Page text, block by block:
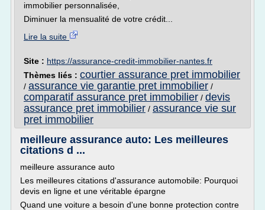
immobilier personnalisée,
Diminuer la mensualité de votre crédit...
Lire la suite
Site : https://assurance-credit-immobilier-nantes.fr
Thèmes liés : courtier assurance pret immobilier
/ assurance vie garantie pret immobilier /
comparatif assurance pret immobilier / devis
assurance pret immobilier / assurance vie sur
pret immobilier
meilleure assurance auto: Les meilleures
citations d ...
meilleure assurance auto
Les meilleures citations d'assurance automobile: Pourquoi
devis en ligne et une véritable épargne
Quand une voiture a besoin d'une bonne protection contre